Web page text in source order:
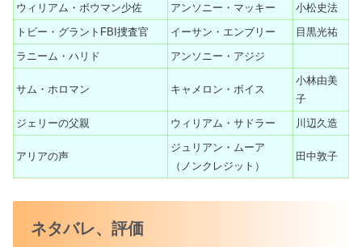
ウィリアム・ボウマン少佐 アンソニー・マッキー
小松史法
トビー・グラントFBI捜査官
イーサン・エンブリー
目黒光祐
ラニーム・ハリド
アンソニー・アジジ
サム・ホロマン キャメロン・ボイス
小林由美
子
ジェリーの父親
ウィリアム・サドラー 川辺久造
アリアの声
ジュリアン・ムーア
（ノンクレジット）
田中敦子
ネタバレ、評価